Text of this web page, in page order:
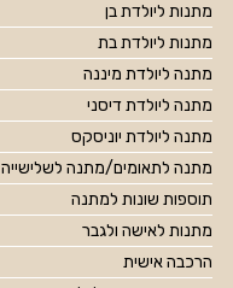
מתנות ליולדת בן
מתנות ליולדת בת
מתנה ליולדת מיננה
מתנה ליולדת דיסני
מתנה ליולדת יוניסקס
מתנה לתאומים/מתנה לשלישייה
תוספות שונות למתנה
מתנות לאישה ולגבר
הרכבה אישית